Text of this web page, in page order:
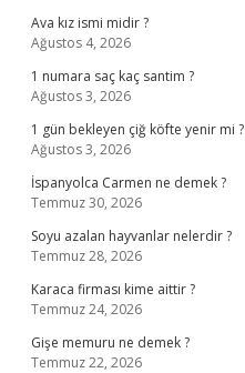
Ava kız ismi midir ?
Ağustos 4, 2026
1 numara saç kaç santim ?
Ağustos 3, 2026
1 gün bekleyen çiğ köfte yenir mi ?
Ağustos 3, 2026
İspanyolca Carmen ne demek ?
Temmuz 30, 2026
Soyu azalan hayvanlar nelerdir ?
Temmuz 28, 2026
Karaca firması kime aittir ?
Temmuz 24, 2026
Gişe memuru ne demek ?
Temmuz 22, 2026